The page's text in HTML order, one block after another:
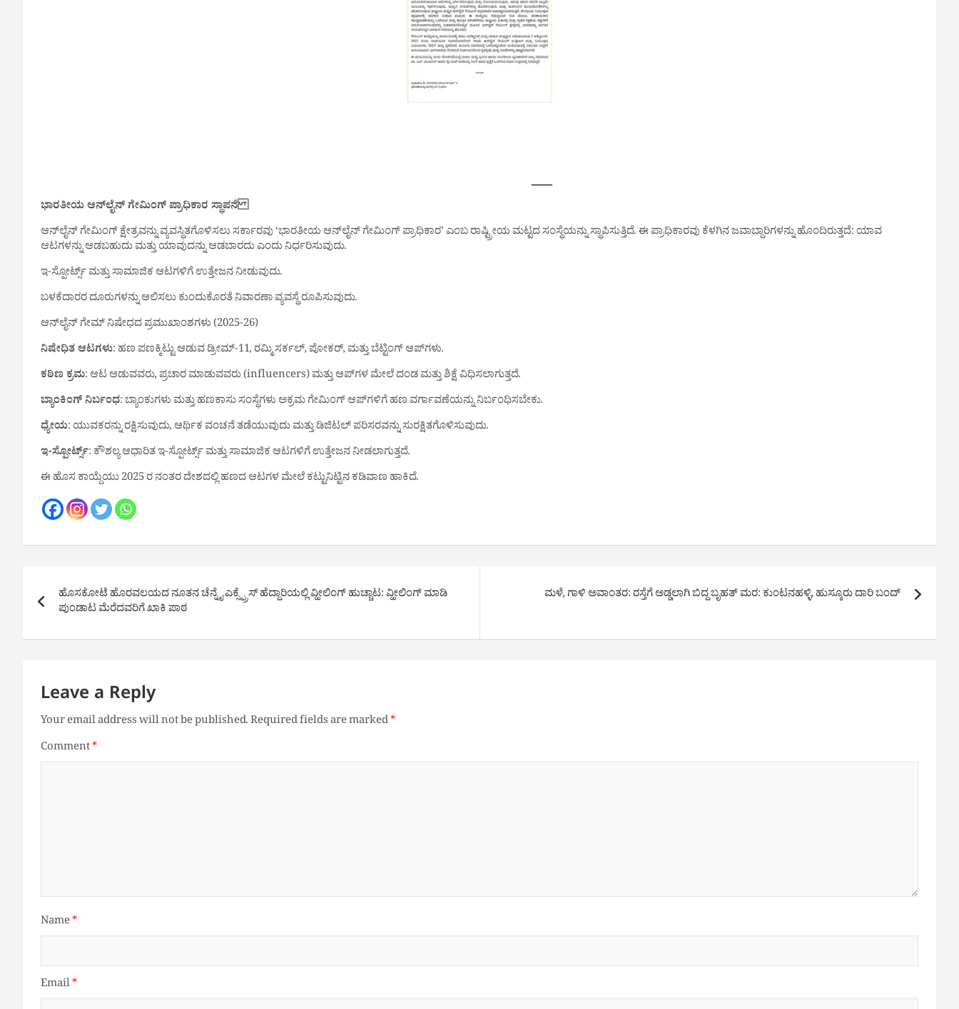
ಭಾರತೀಯ ಆನ್‌ಲೈನ್ ಗೇಮಿಂಗ್ ಪ್ರಾಧಿಕಾರ ಸ್ಥಾಪನೆ
ಆನ್‌ಲೈನ್ ಗೇಮಿಂಗ್ ಕ್ಷೇತ್ರವನ್ನು ವ್ಯವಸ್ಥಿತಗೊಳಿಸಲು ಸರ್ಕಾರವು ‘ಭಾರತೀಯ ಆನ್‌ಲೈನ್ ಗೇಮಿಂಗ್ ಪ್ರಾಧಿಕಾರ’ ಎಂಬ ರಾಷ್ಟ್ರೀಯ ಮಟ್ಟದ ಸಂಸ್ಥೆಯನ್ನು ಸ್ಥಾಪಿಸುತ್ತಿದೆ. ಈ ಪ್ರಾಧಿಕಾರವು ಕೆಳಗಿನ ಜವಾಬ್ದಾರಿಗಳನ್ನು ಹೊಂದಿರುತ್ತದೆ: ಯಾವ
ಆಟಗಳನ್ನು ಆಡಬಹುದು ಮತ್ತು ಯಾವುದನ್ನು ಆಡಬಾರದು ಎಂದು ನಿರ್ಧರಿಸುವುದು.
ಇ-ಸ್ಪೋರ್ಟ್ಸ್ ಮತ್ತು ಸಾಮಾಜಿಕ ಆಟಗಳಿಗೆ ಉತ್ತೇಜನ ನೀಡುವುದು.
ಬಳಕೆದಾರರ ದೂರುಗಳನ್ನು ಆಲಿಸಲು ಕುಂದುಕೊರತೆ ನಿವಾರಣಾ ವ್ಯವಸ್ಥೆ ರೂಪಿಸುವುದು.
ಆನ್‌ಲೈನ್ ಗೇಮ್ ನಿಷೇಧದ ಪ್ರಮುಖಾಂಶಗಳು (2025-26)
ನಿಷೇಧಿತ ಆಟಗಳು: ಹಣ ಪಣಕ್ಕಿಟ್ಟು ಆಡುವ ಡ್ರೀಮ್-11, ರಮ್ಮಿ ಸರ್ಕಲ್, ಪೋಕರ್, ಮತ್ತು ಬೆಟ್ಟಿಂಗ್ ಆಪ್‌ಗಳು.
ಕಠಿಣ ಕ್ರಮ: ಆಟ ಆಡುವವರು, ಪ್ರಚಾರ ಮಾಡುವವರು (influencers) ಮತ್ತು ಆಪ್‌ಗಳ ಮೇಲೆ ದಂಡ ಮತ್ತು ಶಿಕ್ಷೆ ವಿಧಿಸಲಾಗುತ್ತದೆ.
ಬ್ಯಾಂಕಿಂಗ್ ನಿರ್ಬಂಧ: ಬ್ಯಾಂಕುಗಳು ಮತ್ತು ಹಣಕಾಸು ಸಂಸ್ಥೆಗಳು ಅಕ್ರಮ ಗೇಮಿಂಗ್ ಆಪ್‌ಗಳಿಗೆ ಹಣ ವರ್ಗಾವಣೆಯನ್ನು ನಿರ್ಬಂಧಿಸಬೇಕು.
ಧ್ಯೇಯ: ಯುವಕರನ್ನು ರಕ್ಷಿಸುವುದು, ಆರ್ಥಿಕ ವಂಚನೆ ತಡೆಯುವುದು ಮತ್ತು ಡಿಜಿಟಲ್ ಪರಿಸರವನ್ನು ಸುರಕ್ಷಿತಗೊಳಿಸುವುದು.
ಇ-ಸ್ಪೋರ್ಟ್ಸ್: ಕೌಶಲ್ಯ ಆಧಾರಿತ ಇ-ಸ್ಪೋರ್ಟ್ಸ್ ಮತ್ತು ಸಾಮಾಜಿಕ ಆಟಗಳಿಗೆ ಉತ್ತೇಜನ ನೀಡಲಾಗುತ್ತದೆ.
ಈ ಹೊಸ ಕಾಯ್ದೆಯು 2025 ರ ನಂತರ ದೇಶದಲ್ಲಿ ಹಣದ ಆಟಗಳ ಮೇಲೆ ಕಟ್ಟುನಿಟ್ಟಿನ ಕಡಿವಾಣ ಹಾಕಿದೆ.
Post
navigation
ಹೊಸಕೋಟೆ ಹೊರವಲಯದ ನೂತನ ಚೆನ್ನೈ ಎಕ್ಸ್ಪ್ರೆಸ್ ಹೆದ್ದಾರಿಯಲ್ಲಿ ವ್ಹೀಲಿಂಗ್ ಹುಚ್ಚಾಟ: ವ್ಹೀಲಿಂಗ್ ಮಾಡಿ
ಪುಂಡಾಟ ಮೆರೆದವರಿಗೆ ಖಾಕಿ ಪಾಠ
ಮಳೆ, ಗಾಳಿ ಅವಾಂತರ: ರಸ್ತೆಗೆ ಅಡ್ಡಲಾಗಿ ಬಿದ್ದ ಬೃಹತ್ ಮರ: ಕುಂಟನಹಳ್ಳಿ, ಹುಸ್ಕೂರು ದಾರಿ ಬಂದ್
Leave a Reply
Your email address will not be published.Required fields are marked*
Comment*
Name*
Email*